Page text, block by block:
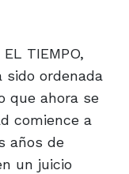
TIEMPO,
ordenada
que ahora se
comience a
años de
un juicio